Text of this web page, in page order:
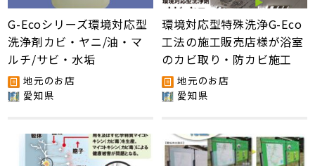
G-Ecoシリーズ環境対応型
洗浄剤カビ・ヤニ/油・マ
ルチ/サビ・水垢
地元のお店
愛知県
環境対応型特殊洗浄G-Eco
工法の施工販売店様が浴室
のカビ取り・防カビ施工
地元のお店
愛知県